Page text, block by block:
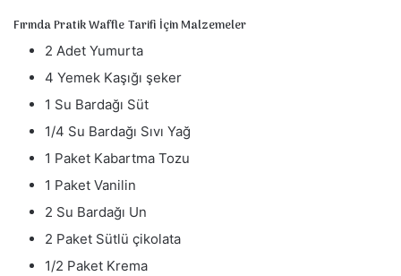
Fırında Pratik Waffle Tarifi İçin Malzemeler
2 Adet Yumurta
4 Yemek Kaşığı şeker
1 Su Bardağı Süt
1/4 Su Bardağı Sıvı Yağ
1 Paket Kabartma Tozu
1 Paket Vanilin
2 Su Bardağı Un
2 Paket Sütlü çikolata
1/2 Paket Krema